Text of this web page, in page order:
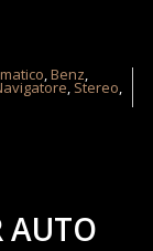
,Benz,
, Stereo,
AUTO